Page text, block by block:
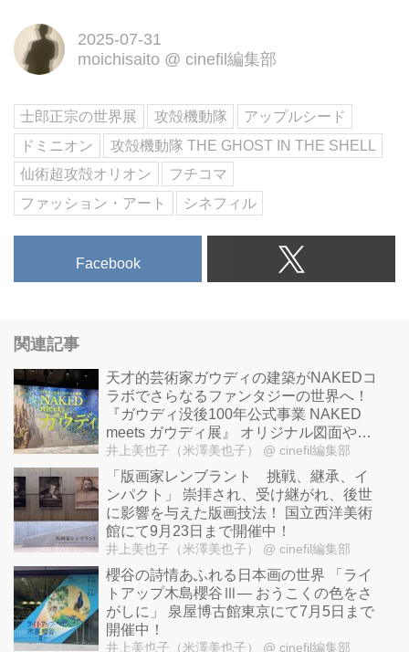
2025-07-31
moichisaito @ cinefil編集部
士郎正宗の世界展 攻殻機動隊
アップルシード
ドミニオン
攻殻機動隊 THE GHOST IN THE SHELL
仙術超攻殻オリオン
フチコマ
ファッション・アート
シネフィル
Facebook
関連記事
天才的芸術家ガウディの建築がNAKEDコ
ラボでさらなるファンタジーの世界へ！
『ガウディ没後100年公式事業 NAKED
meets ガウディ展』 オリジナル図面やガ
ウディ手記など秘蔵のコレクション世界
初公開！
井上美也子（米澤美也子） @ cinefil編集部
「版画家レンブラント 挑戦、継承、イ
ンパクト」 崇拝され、受け継がれ、後世
に影響を与えた版画技法！ 国立西洋美術
館にて9月23日まで開催中！
井上美也子（米澤美也子） @ cinefil編集部
櫻谷の詩情あふれる日本画の世界 「ライ
トアップ木島櫻谷Ⅲ― おうこくの色をさ
がしに」 泉屋博古館東京にて7月5日まで
開催中！
井上美也子（米澤美也子） @ cinefil編集部